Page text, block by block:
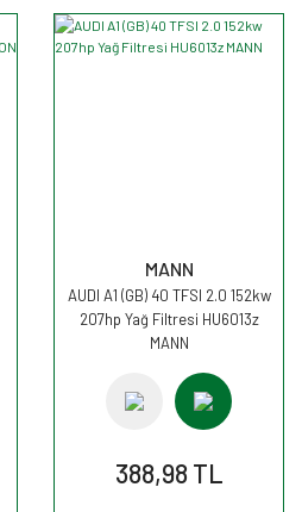
MANN
AUDI A1 (GB) 40 TFSI 2.0 152kw
207hp Yağ Filtresi HU6013z
MANN
388,98 TL